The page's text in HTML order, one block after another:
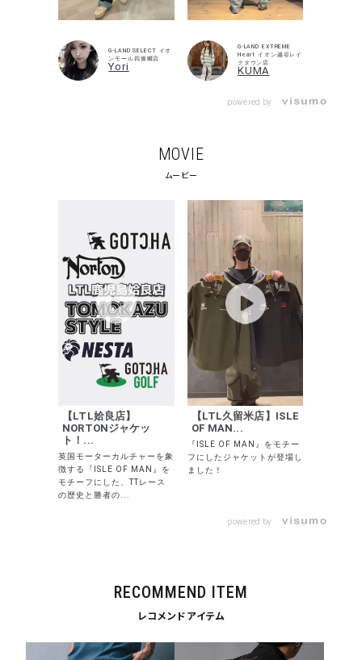
価格から探す
円
サイズ
S
M
L
XL
XXL
XXXL
29inc
30inc
32inc
34inc
38inc
40inc
KIDS
tune
G-LAND SELECT イオ
ンモール四條畷店
Yori
G-LAND EXTREME
Heart イオン越谷レイ
クタウン店
KUMA
powered by
MOVIE
ムービー
【LTL姶良店】
NORTONジャケッ
ト！...
英国モーターカルチャーを象
徴する『ISLE OF MAN』を
モチーフにした、TTレース
の歴史と勝者の...
【LTL久留米店】ISLE
OF MAN...
『ISLE OF MAN』をモチー
フにしたジャケットが登場し
ました！
powered by
RECOMMEND ITEM
レコメンドアイテム